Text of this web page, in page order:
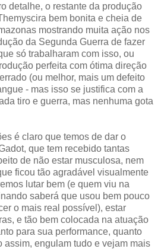
detalhe, o restante da produção
bem bonita e cheia de
mostrando muita ação nos
da Segunda Guerra de fazer
só trabalharam com isso, ou
perfeita com ótima direção
(ou melhor, mais um defeito
- mas isso se justifica com a
tiro e guerra, mas nenhuma gota
é claro que temos de dar o
que tem recebido tantas
de não estar musculosa, nem
ficou tão agradável visualmente
lutar bem (e quem viu na
saberá que usou bem pouco
o mais real possível), estar
e tão bem colocada na atuação
para sua performance, quanto
assim, engulam tudo e vejam mais